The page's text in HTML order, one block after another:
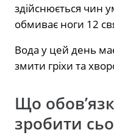
здійснюється чин
обмиває ноги 12
Вода у цей день
змити гріхи та
Що
зробити